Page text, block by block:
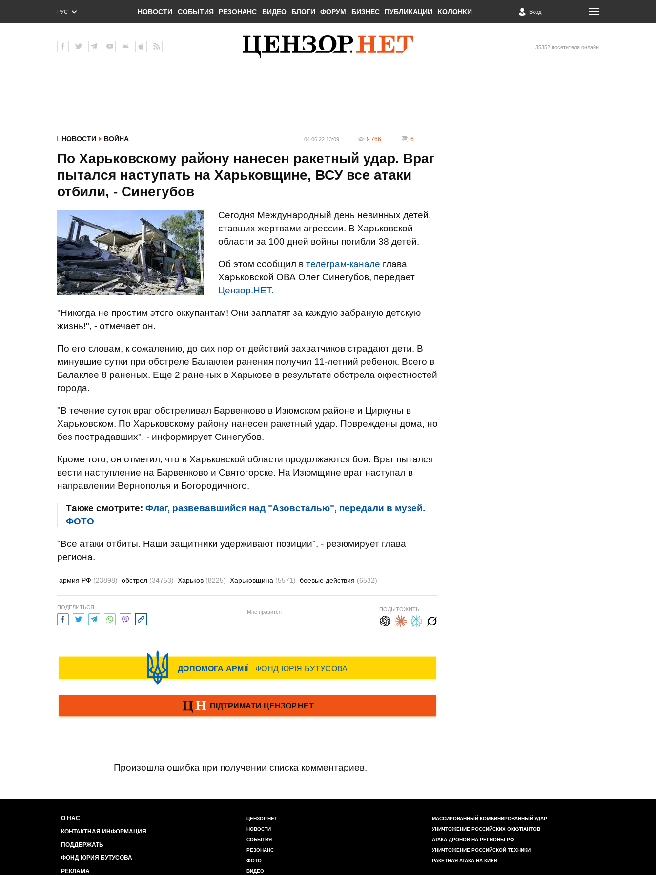
РУС
ENG
НОВОСТИ СОБЫТИЯ РЕЗОНАНС ВИДЕО БЛОГИ ФОРУМ БИЗНЕС ПУБЛИКАЦИИ КОЛОНКИ Вход
35352 посетителя онлайн
НОВОСТИ ВОЙНА 04.06.22 13:09 9 766 6
По Харьковскому району нанесен ракетный удар. Враг
пытался наступать на Харьковщине, ВСУ все атаки
отбили, - Синегубов
Сегодня Международный день невинных детей,
ставших жертвами агрессии. В Харьковской
области за 100 дней войны погибли 38 детей.
Об этом сообщил в телеграм-канале глава
Харьковской ОВА Олег Синегубов, передает
Цензор.НЕТ.
"Никогда не простим этого оккупантам! Они заплатят за каждую забраную детскую
жизнь!", - отмечает он.
По его словам, к сожалению, до сих пор от действий захватчиков страдают дети. В
минувшие сутки при обстреле Балаклеи ранения получил 11-летний ребенок. Всего в
Балаклее 8 раненых. Еще 2 раненых в Харькове в результате обстрела окрестностей
города.
"В течение суток враг обстреливал Барвенково в Изюмском районе и Циркуны в
Харьковском. По Харьковскому району нанесен ракетный удар. Повреждены дома, но
без пострадавших", - информирует Синегубов.
Кроме того, он отметил, что в Харьковской области продолжаются бои. Враг пытался
вести наступление на Барвенково и Святогорске. На Изюмщине враг наступал в
направлении Вернополья и Богородичного.
Также смотрите: Флаг, развевавшийся над "Азовсталью", передали в музей.
ФОТО
"Все атаки отбиты. Наши защитники удерживают позиции", - резюмирует глава
региона.
армия РФ (23898) обстрел (34753) Харьков (8225) Харьковщина (5571) боевые действия (6532)
ПОДЕЛИТЬСЯ:
Мне нравится ПОДЫТОЖИТЬ:
Произошла ошибка при получении списка комментариев.
О НАС
КОНТАКТНАЯ ИНФОРМАЦИЯ
ПОДДЕРЖАТЬ
ФОНД ЮРИЯ БУТУСОВА
РЕКЛАМА
ЦЕНЗОР.НЕТ
НОВОСТИ
СОБЫТИЯ
РЕЗОНАНС
ФОТО
ВИДЕО
МАССИРОВАННЫЙ КОМБИНИРОВАННЫЙ УДАР
УНИЧТОЖЕНИЕ РОССИЙСКИХ ОККУПАНТОВ
АТАКА ДРОНОВ НА РЕГИОНЫ РФ
УНИЧТОЖЕНИЕ РОССИЙСКОЙ ТЕХНИКИ
РАКЕТНАЯ АТАКА НА КИЕВ